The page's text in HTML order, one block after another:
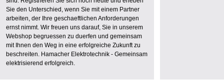
Sie den Unterschied, wenn Sie mit einem Partner
arbeiten, der Ihre geschaeftlichen Anforderungen
ernst nimmt. Wir freuen uns darauf, Sie in unserem
Webshop begruessen zu duerfen und gemeinsam
mit Ihnen den Weg in eine erfolgreiche Zukunft zu
beschreiten. Hamacher Elektrotechnik - Gemeinsam
elektrisierend erfolgreich.